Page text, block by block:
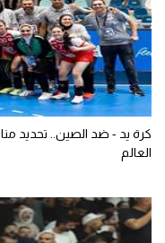
كرة يد - ضد الصين.. تحديد
العالم